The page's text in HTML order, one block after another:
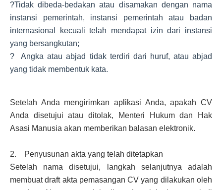
?Tidak dibeda-bedakan atau disamakan dengan nama
instansi pemerintah, instansi pemerintah atau badan
internasional kecuali telah mendapat izin dari instansi
yang bersangkutan;
? Angka atau abjad tidak terdiri dari huruf, atau abjad
yang tidak membentuk kata.
Setelah Anda mengirimkan aplikasi Anda, apakah CV
Anda disetujui atau ditolak, Menteri Hukum dan Hak
Asasi Manusia akan memberikan balasan elektronik.
2. Penyusunan akta yang telah ditetapkan
Setelah nama disetujui, langkah selanjutnya adalah
membuat draft akta pemasangan CV yang dilakukan oleh